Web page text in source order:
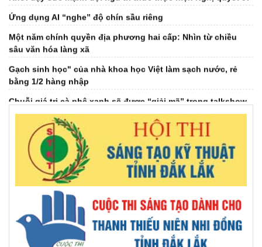
sâu văn hóa làng xã
bằng 1/2 hàng nhập
sắp phát sóng
Đại hội Hội Dưỡng sinh tâm thể tỉnh khóa IV, nhiệm kỳ 2026-
Đại hội đại biểu Hội Khuyến học tỉnh Đắk Lắk lần thứ I,
nhiệm kỳ 2026 - 2031
Giải mã ‘bài toán khó’ EUDR bằng bản đồ số cà phê Đắk Lắk
Việt Nam đứng thứ 2 Đông Nam Á, thứ 7 thế giới về chuyển
đổi địa chỉ Internet thế hệ mới
Báo chí thời đại số - khi công nghệ song hành cùng tư duy